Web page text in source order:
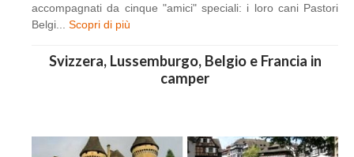
accompagnati da cinque "amici" speciali: i loro cani Pastori
Belgi... Scopri di più
Svizzera, Lussemburgo, Belgio e Francia in
camper